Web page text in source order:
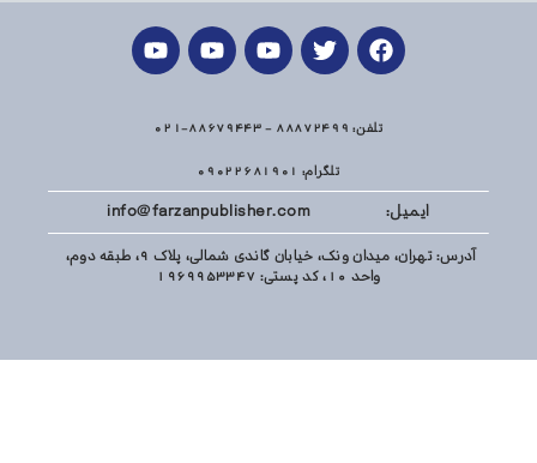
تلفن: 88872499 - 88679443-021
تلگرام: 09022681901
ایمیل: info@farzanpublisher.com
آدرس: تهران، میدان ونک، خیابان گاندی شمالی، پلاک 9، طبقه دوم،
واحد 10، کد پستی: 1969953347